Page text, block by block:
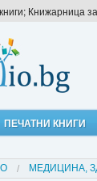
Книжарница
ПЕЧАТНИ КНИГИ
МЕДИЦИНА,